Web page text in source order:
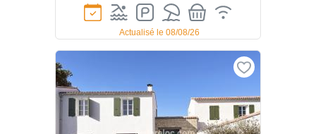
Actualisé le 08/08/26